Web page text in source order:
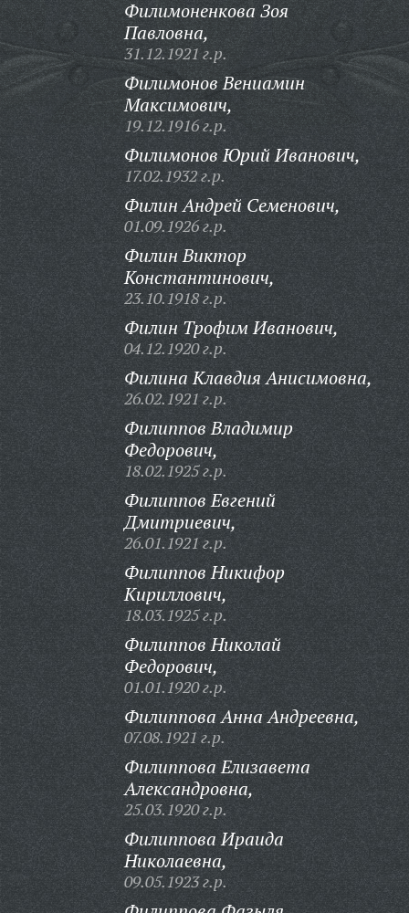
Филимоненкова Зоя
Павловна,
31.12.1921 г.р.
Филимонов Вениамин
Максимович,
19.12.1916 г.р.
Филимонов Юрий Иванович,
17.02.1932 г.р.
Филин Андрей Семенович,
01.09.1926 г.р.
Филин Виктор
Константинович,
23.10.1918 г.р.
Филин Трофим Иванович,
04.12.1920 г.р.
Филина Клавдия Анисимовна,
26.02.1921 г.р.
Филиппов Владимир
Федорович,
18.02.1925 г.р.
Филиппов Евгений
Дмитриевич,
26.01.1921 г.р.
Филиппов Никифор
Кириллович,
18.03.1925 г.р.
Филиппов Николай
Федорович,
01.01.1920 г.р.
Филиппова Анна Андреевна,
07.08.1921 г.р.
Филиппова Елизавета
Александровна,
25.03.1920 г.р.
Филиппова Ираида
Николаевна,
09.05.1923 г.р.